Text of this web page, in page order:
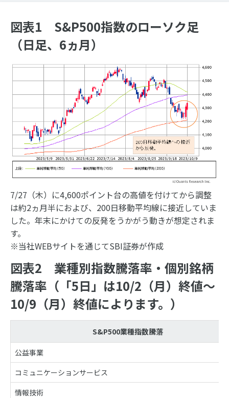
図表1 S&P500指数のローソク足
（日足、6ヵ月）
7/27（木）に4,600ポイント台の高値を付けてから調整
は約2ヵ月半におよび、200日移動平均線に接近していま
した。年末にかけての反発をうかがう動きが想定されま
す。
※当社WEBサイトを通じてSBI証券が作成
図表2 業種別指数騰落率・個別銘柄
騰落率（「5日」は10/2（月）終値～
10/9（月）終値によります。）
S&P500業種指数騰落
公益事業
コミュニケーションサービス
情報技術